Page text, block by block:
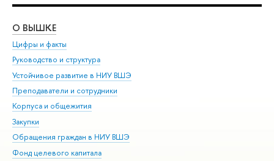
О ВЫШКЕ
Цифры и факты
Руководство и структура
Устойчивое развитие в НИУ ВШЭ
Преподаватели и сотрудники
Корпуса и общежития
Закупки
Обращения граждан в НИУ ВШЭ
Фонд целевого капитала